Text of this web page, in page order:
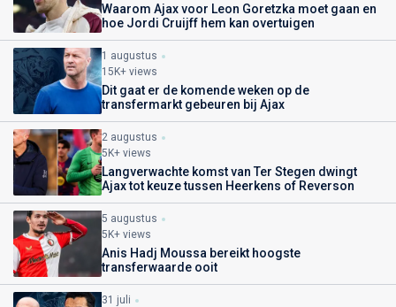
Waarom Ajax voor Leon Goretzka moet gaan en
hoe Jordi Cruijff hem kan overtuigen
1 augustus
15K+ views
Dit gaat er de komende weken op de
transfermarkt gebeuren bij Ajax
2 augustus
5K+ views
Langverwachte komst van Ter Stegen dwingt
Ajax tot keuze tussen Heerkens of Reverson
5 augustus
5K+ views
Anis Hadj Moussa bereikt hoogste
transferwaarde ooit
31 juli